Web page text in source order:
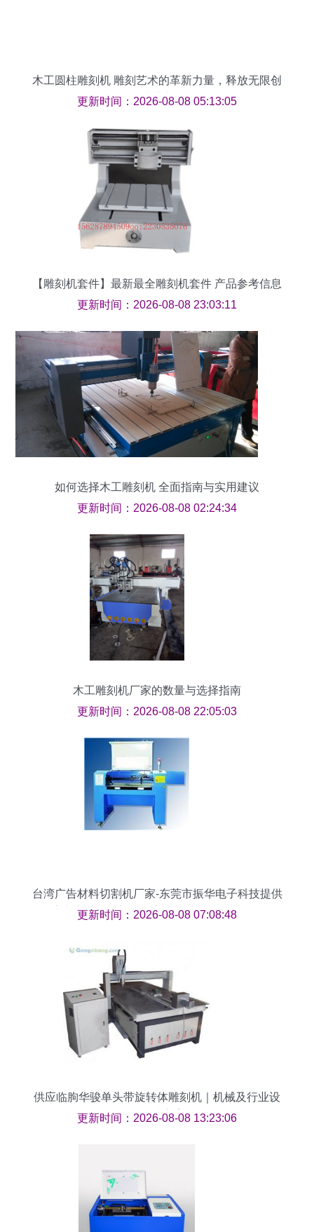
木工圆柱雕刻机 雕刻艺术的革新力量，释放无限创
造潜力
更新时间：2026-08-08 05:13:05
【雕刻机套件】最新最全雕刻机套件 产品参考信息
更新时间：2026-08-08 23:03:11
如何选择木工雕刻机 全面指南与实用建议
更新时间：2026-08-08 02:24:34
木工雕刻机厂家的数量与选择指南
更新时间：2026-08-08 22:05:03
台湾广告材料切割机厂家-东莞市振华电子科技提供
台湾广告材料切割机厂家的相关介绍、产品、服
激光设备:CO2激光切割雕刻机,激光打标机,高精度
激光刀模机,激光焊接机,数控精雕机,金属切割机,大
功率切割机等系列激光设备、
更新时间：2026-08-08 07:08:48
供应临朐华骏单头带旋转体雕刻机｜机械及行业设
备首选方案
更新时间：2026-08-08 13:23:06